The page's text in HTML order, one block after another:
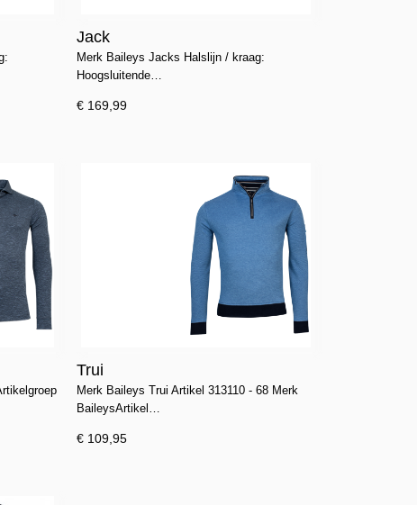
Jack
Merk Baileys Jacks Halslijn / kraag:
Hoogsluitende…
€ 169,99
Trui
Merk Baileys Trui Artikel 313110 - 68 Merk
BaileysArtikel…
€ 109,95